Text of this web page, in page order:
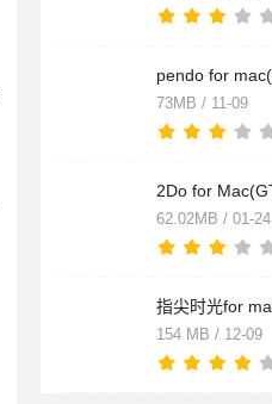
73MB / 11-09
62.02MB / 01-24
154 MB / 12-09